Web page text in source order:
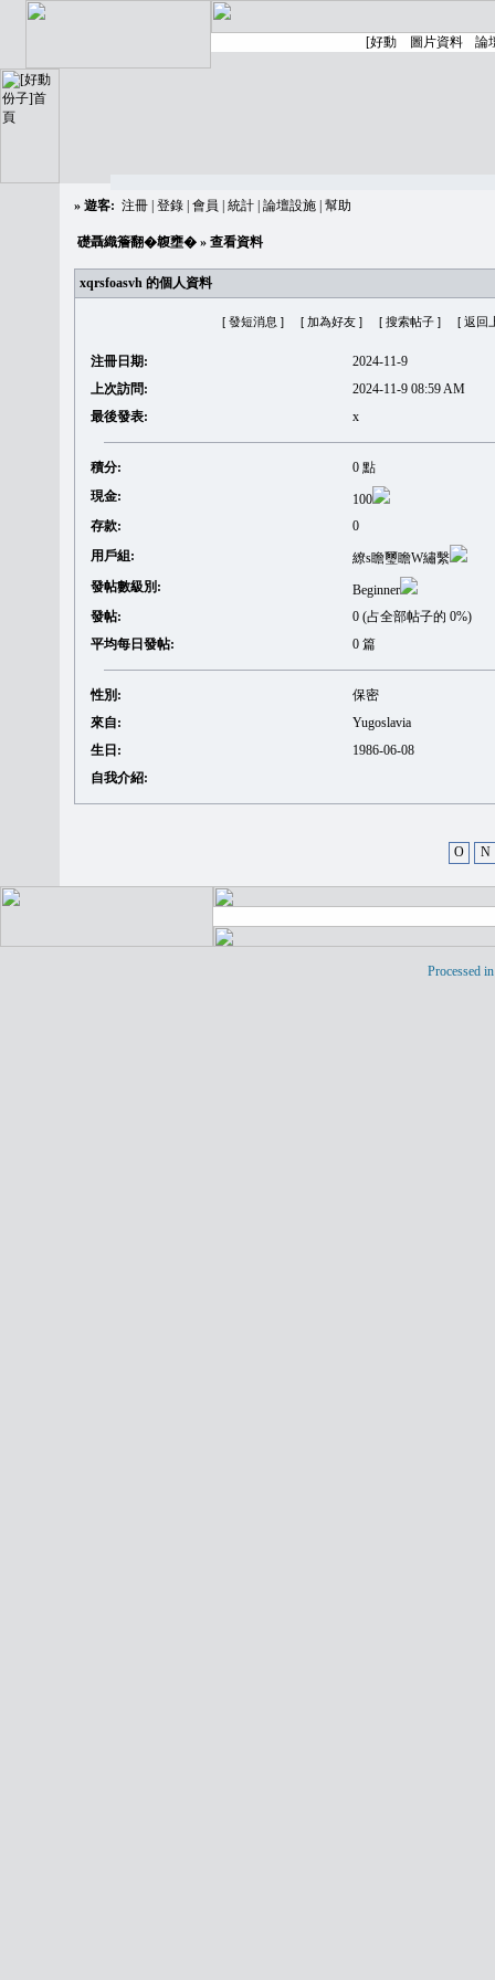
» 遊客: 注冊 登錄 會員 統計 論壇設施 幫助
礎聶織簷翻�䪖壅� » 查看資料
xqrsfoasvh 的個人資料
[ 發短消息 ] [ 加為好友 ] [ 搜索帖子 ] [ 返回
注冊日期:
2024-11-9
上次訪問:
2024-11-9 08:59 AM
最後發表:
x
積分:
0 點
現金:
100
存款:
0
用戶組:
繚s瞻璽瞻W繡繫
發帖數級別:
Beginner
發帖:
0 (占全部帖子的 0%)
平均每日發帖:
0 篇
性別:
保密
來自:
Yugoslavia
生日:
1986-06-08
自我介紹:
O N
Processed